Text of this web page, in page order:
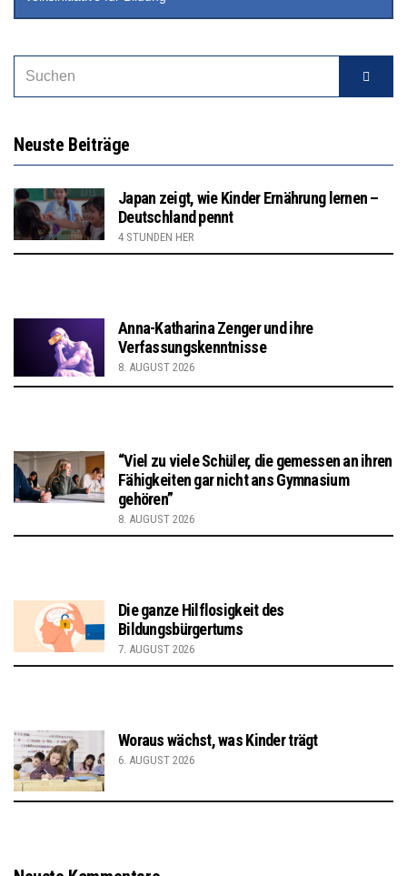
Neuste Beiträge
Japan zeigt, wie Kinder Ernährung lernen –
Deutschland pennt
4 STUNDEN HER
Anna-Katharina Zenger und ihre
Verfassungskenntnisse
8. AUGUST 2026
“Viel zu viele Schüler, die gemessen an ihren
Fähigkeiten gar nicht ans Gymnasium
gehören”
8. AUGUST 2026
Die ganze Hilflosigkeit des
Bildungsbürgertums
7. AUGUST 2026
Woraus wächst, was Kinder trägt
6. AUGUST 2026